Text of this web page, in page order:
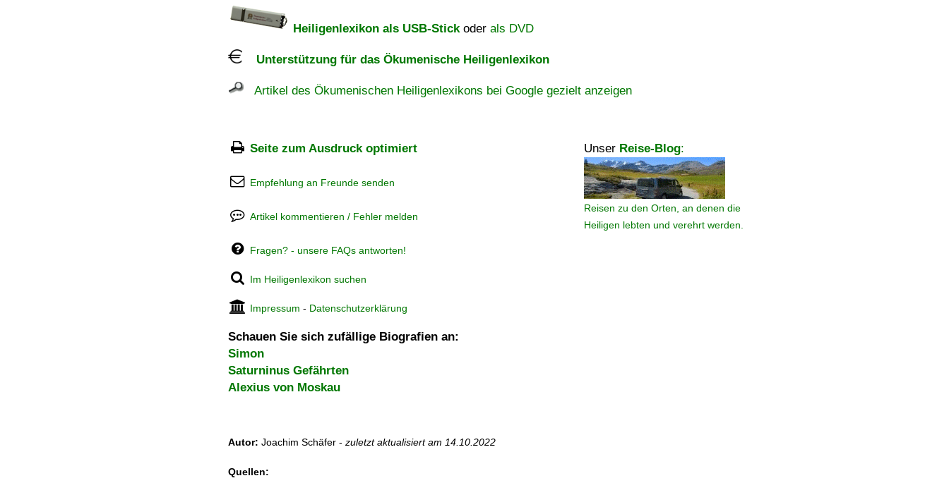
Heiligenlexikon als USB-Stickoder als DVD
Unterstützung für das Ökumenische Heiligenlexikon
Artikel des Ökumenischen Heiligenlexikons bei Google gezielt anzeigen
Seite zum Ausdruck optimiert Unser Reise-Blog:
Reisen zu den Orten, an denen die
Heiligen lebten und verehrt werden.
Empfehlung an Freunde senden
Artikel kommentieren / Fehler melden
Fragen? - unsere FAQs antworten!
Im Heiligenlexikon suchen
Impressum - Datenschutzerklärung
Schauen Sie sich zufällige Biografien an:
Simon
Saturninus Gefährten
Alexius von Moskau
Autor: Joachim Schäfer - zuletzt aktualisiert am 14.10.2022
Quellen: